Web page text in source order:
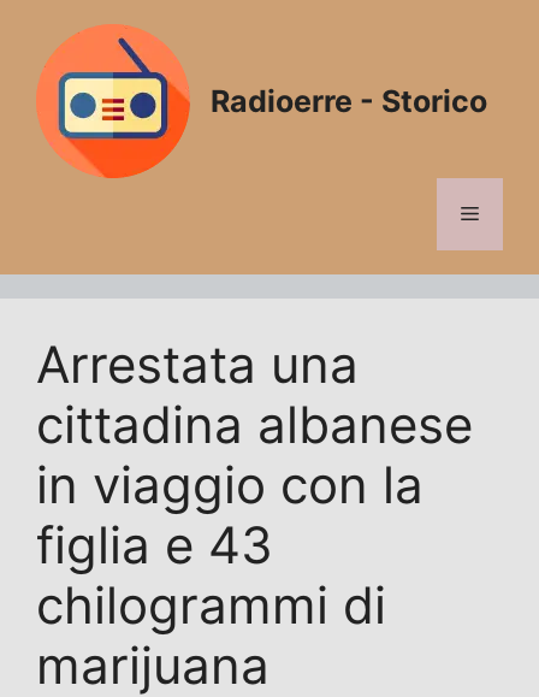
contenuto
Radioerre - Storico
Menu
Arrestata una
cittadina albanese
in viaggio con la
figlia e 43
chilogrammi di
marijuana